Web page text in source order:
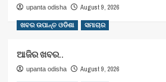
upanta odisha August 9, 2026
ଖବର ଉପାନ୍ତ ଓଡିଶା ସମାଚାର
ଆଜିର ଖବର..
upanta odisha August 9, 2026